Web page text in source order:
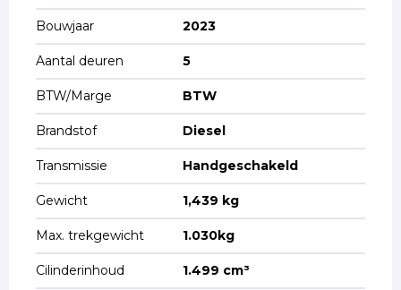
Bouwjaar 2023
Aantal deuren 5
BTW/Marge BTW
Brandstof Diesel
Transmissie Handgeschakeld
Gewicht 1,439 kg
Max. trekgewicht 1.030kg
Cilinderinhoud 1.499 cm³